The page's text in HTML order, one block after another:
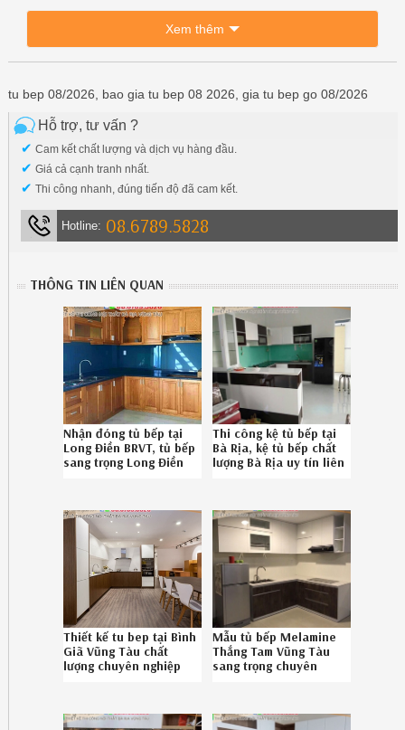
Xem thêm
tu bep 08/2026, bao gia tu bep 08 2026, gia tu bep go 08/2026
Hỗ trợ, tư vấn ?
✔ Cam kết chất lượng và dịch vụ hàng đầu.
✔ Giá cả cạnh tranh nhất.
✔ Thi công nhanh, đúng tiến độ đã cam kết.
Hotline: 08.6789.5828
THÔNG TIN LIÊN QUAN
Nhận đóng tủ bếp tại
Long Điền BRVT, tủ bếp
sang trọng Long Điền
Thi công kệ tủ bếp tại
Bà Rịa, kệ tủ bếp chất
lượng Bà Rịa uy tín liên
Thiết kế tu bep tại Bình
Giã Vũng Tàu chất
lượng chuyên nghiệp
Mẫu tủ bếp Melamine
Thắng Tam Vũng Tàu
sang trọng chuyên